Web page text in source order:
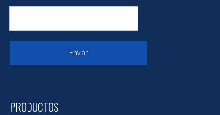
Enviar
PRODUCTOS